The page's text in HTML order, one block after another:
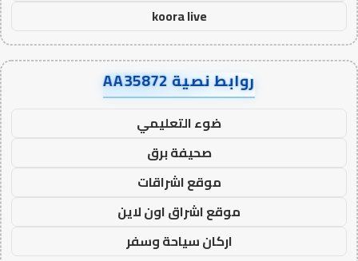
koora live
روابط نصية AA35872
ضوء التعليمي
صحيفة برق
موقع اشراقات
موقع اشراق اون لاين
اركان سياحة وسفر